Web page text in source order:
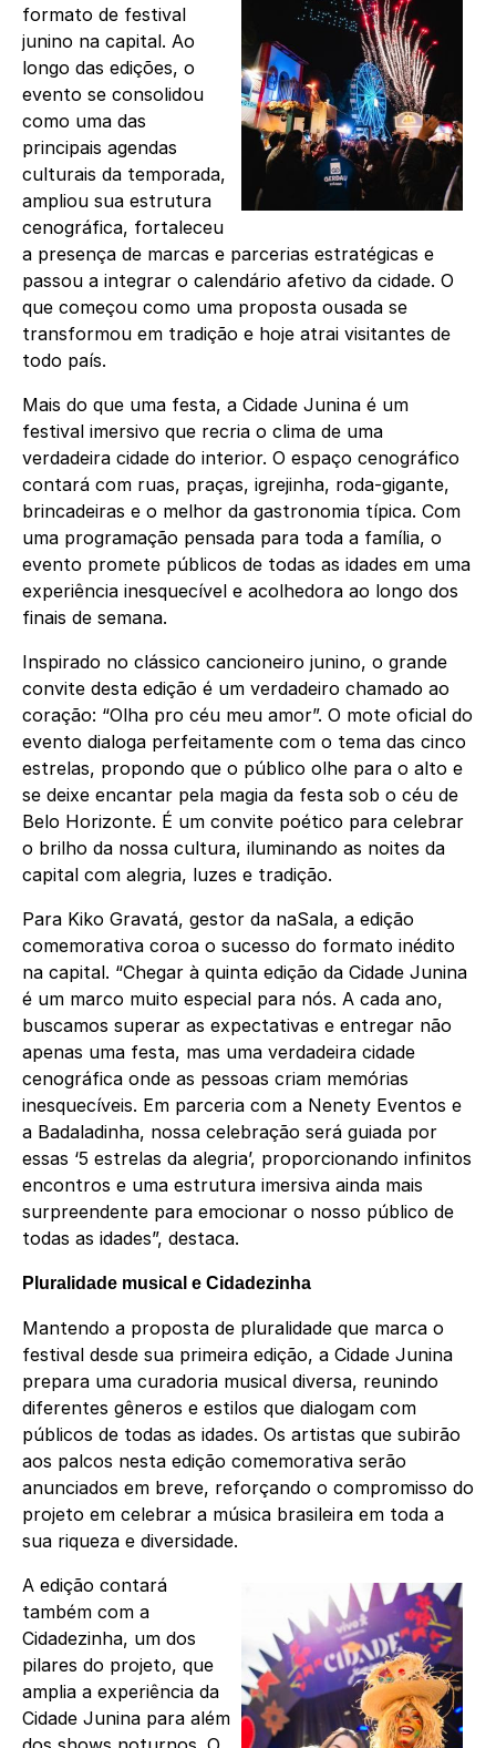
formato de festival
junino na capital. Ao
longo das edições, o
evento se consolidou
como uma das
principais agendas
culturais da temporada,
ampliou sua estrutura
cenográfica, fortaleceu
a presença de marcas e parcerias estratégicas e
passou a integrar o calendário afetivo da cidade. O
que começou como uma proposta ousada se
transformou em tradição e hoje atrai visitantes de
todo país.
Mais do que uma festa, a Cidade Junina é um
festival imersivo que recria o clima de uma
verdadeira cidade do interior. O espaço cenográfico
contará com ruas, praças, igrejinha, roda-gigante,
brincadeiras e o melhor da gastronomia típica. Com
uma programação pensada para toda a família, o
evento promete públicos de todas as idades em uma
experiência inesquecível e acolhedora ao longo dos
finais de semana.
Inspirado no clássico cancioneiro junino, o grande
convite desta edição é um verdadeiro chamado ao
coração: “Olha pro céu meu amor”. O mote oficial do
evento dialoga perfeitamente com o tema das cinco
estrelas, propondo que o público olhe para o alto e
se deixe encantar pela magia da festa sob o céu de
Belo Horizonte. É um convite poético para celebrar
o brilho da nossa cultura, iluminando as noites da
capital com alegria, luzes e tradição.
Para Kiko Gravatá, gestor da naSala, a edição
comemorativa coroa o sucesso do formato inédito
na capital. “Chegar à quinta edição da Cidade Junina
é um marco muito especial para nós. A cada ano,
buscamos superar as expectativas e entregar não
apenas uma festa, mas uma verdadeira cidade
cenográfica onde as pessoas criam memórias
inesquecíveis. Em parceria com a Nenety Eventos e
a Badaladinha, nossa celebração será guiada por
essas ‘5 estrelas da alegria’, proporcionando infinitos
encontros e uma estrutura imersiva ainda mais
surpreendente para emocionar o nosso público de
todas as idades”, destaca.
Pluralidade musical e Cidadezinha
Mantendo a proposta de pluralidade que marca o
festival desde sua primeira edição, a Cidade Junina
prepara uma curadoria musical diversa, reunindo
diferentes gêneros e estilos que dialogam com
públicos de todas as idades. Os artistas que subirão
aos palcos nesta edição comemorativa serão
anunciados em breve, reforçando o compromisso do
projeto em celebrar a música brasileira em toda a
sua riqueza e diversidade.
A edição contará
também com a
Cidadezinha, um dos
pilares do projeto, que
amplia a experiência da
Cidade Junina para além